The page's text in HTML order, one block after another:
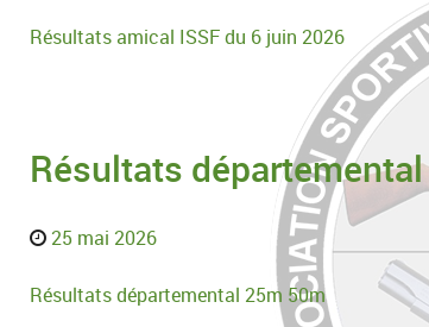
Résultats amical ISSF du 6 juin 2026
Résultats
25 mai 2026
Résultats départemental 25m 50m